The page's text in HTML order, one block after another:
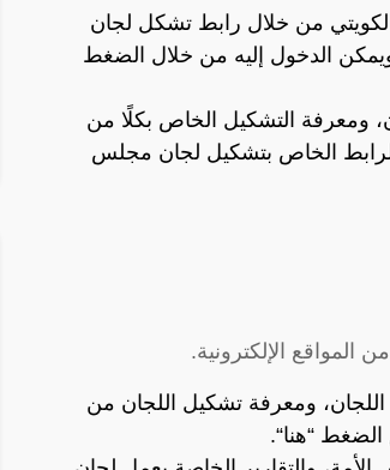
من خلال رابط تشكل لجان
الدخول إليه من خلال الضغط
ومعرفة التشكيل الخاص بكلًا من
الخاص بتشكيل لجان مجلس
الإلكترونية.
ومعرفة تشكيل اللجان من
الضغط “هنا“.